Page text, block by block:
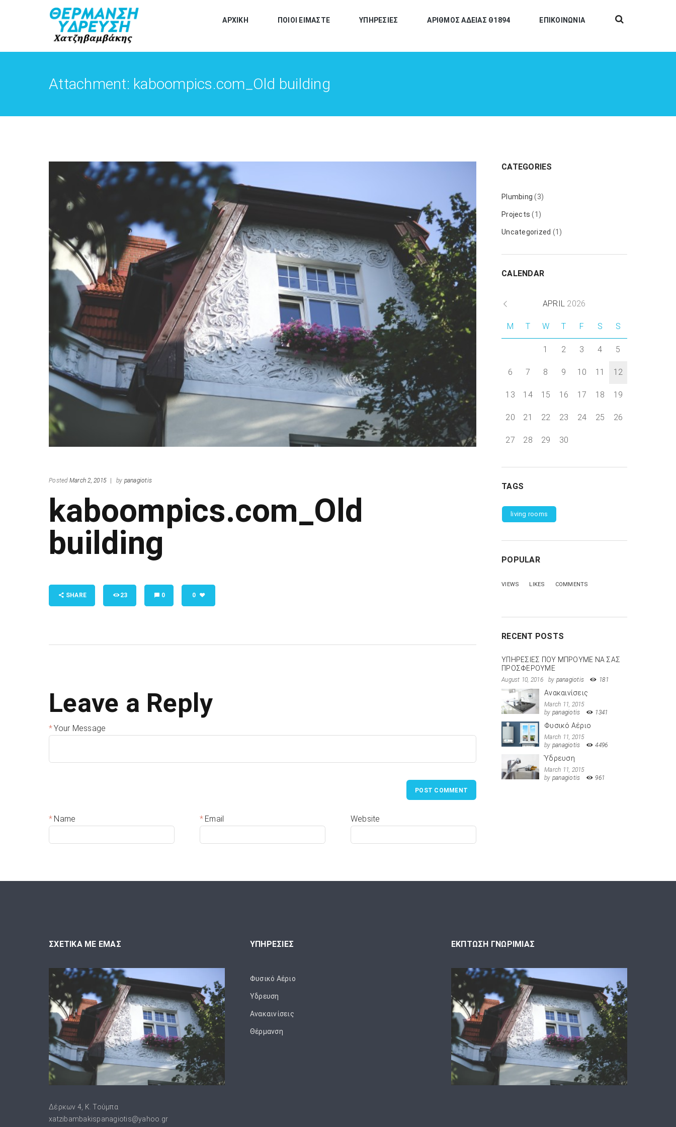
ΑΡΧΙΚΗ ΠΟΙΟΙ ΕΙΜΑΣΤΕ ΥΠΗΡΕΣΙΕΣ ΑΡΙΘΜΟΣ ΑΔΕΙΑΣ Θ1894 ΕΠΙΚΟΙΝΩΝΙΑ
Attachment: kaboompics.com_Old building
Next item
on...
Posted March 2, 2015 | by panagiotis
kaboompics.com_Old
building
SHARE 23 0 0
Leave a Reply
Your Message
POST COMMENT
Name Email Website
CATEGORIES
Plumbing (3)
Projects (1)
Uncategorized (1)
CALENDAR
APRIL 2026
M T W T F S S
1 2 3 4 5
6 7 8 9 10 11 12
13 14 15 16 17 18 19
20 21 22 23 24 25 26
27 28 29 30
TAGS
living rooms
POPULAR
VIEWS LIKES COMMENTS
RECENT POSTS
ΥΠΗΡΕΣΙΕΣ ΠΟΥ ΜΠΡΟΥΜΕ ΝΑ ΣΑΣ
ΠΡΟΣΦΕΡΟΥΜΕ
August 10, 2016 by panagiotis 181
Ανακαινίσεις
March 11, 2015
by panagiotis 1341
Φυσικό Αέριο
March 11, 2015
by panagiotis 4496
Ύδρευση
March 11, 2015
by panagiotis 961
ΣΧΕΤΙΚΑ ΜΕ ΕΜΑΣ
Δέρκων 4, Κ. Τούμπα
xatzibambakispanagiotis@yahoo.gr
ΥΠΗΡΕΣΙΕΣ
Φυσικό Αέριο
Ύδρευση
Ανακαινίσεις
Θέρμανση
ΕΚΠΤΩΣΗ ΓΝΩΡΙΜΙΑΣ